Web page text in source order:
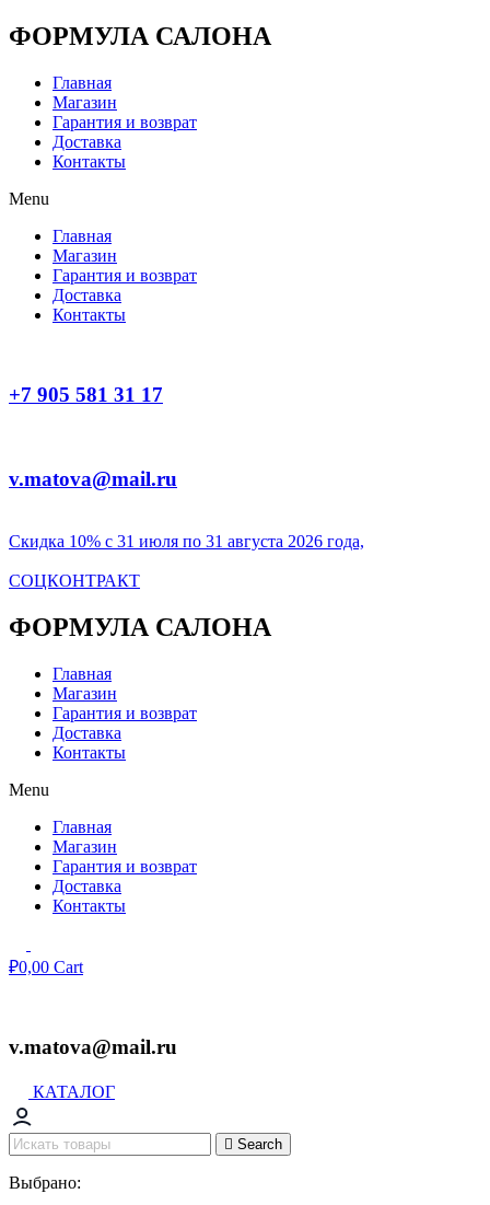
Перейти
к
ФОРМУЛА САЛОНА
Главная
Магазин
Гарантия и возврат
Доставка
Контакты
Menu
Главная
Магазин
Гарантия и возврат
Доставка
Контакты
+7 905 581 31 17
v.matova@mail.ru
Скидка 10% с 31 июля по 31 августа 2026 года,
СОЦКОНТРАКТ
ФОРМУЛА САЛОНА
Главная
Магазин
Гарантия и возврат
Доставка
Контакты
Menu
Главная
Магазин
Гарантия и возврат
Доставка
Контакты
₽0,00 Cart
v.matova@mail.ru
КАТАЛОГ
Search
Выбрано: